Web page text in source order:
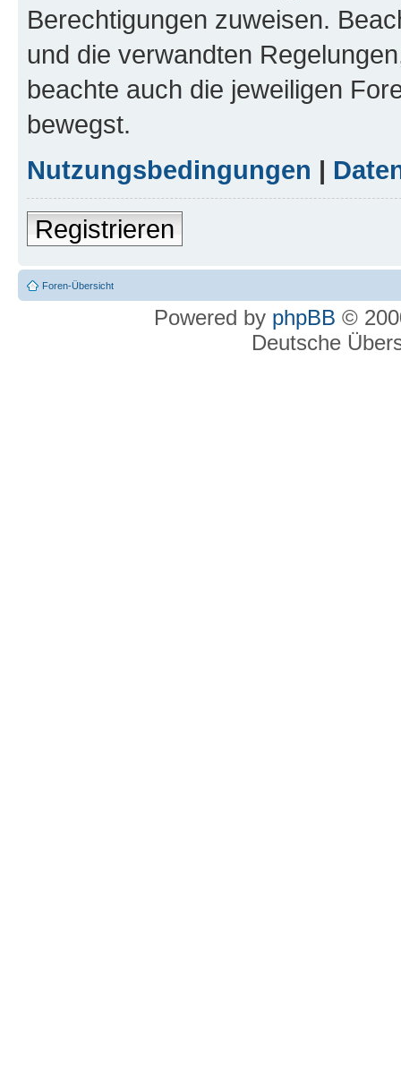
Berechtigungen zuweisen.
und die verwandten
beachte auch die jeweiligen
bewegst.
Nutzungsbedingungen |
Registrieren
Foren-Übersicht
Powered by phpBB ©
Deutsche